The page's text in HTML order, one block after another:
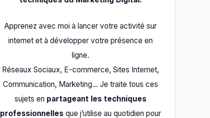
Apprenez avec moi à lancer votre activité sur
internet et à développer votre présence en
ligne.
Réseaux Sociaux, E-commerce, Sites Internet,
Communication, Marketing… Je traite tous ces
sujets en partageant les techniques
professionnelles que j’utilise au quotidien pour